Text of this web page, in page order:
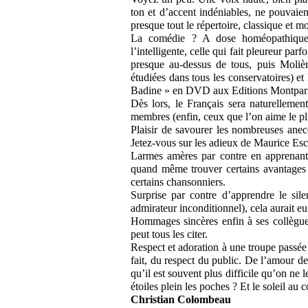
ton et d’accent indéniables, ne
presque tout le répertoire, classique et
La comédie ? A dose
l’intelligente, celle qui fait pleureur
presque au-dessus de tous, puis
étudiées dans tous les conservatoires)
Badine » en DVD aux Editions
Dès lors, le Français sera
membres (enfin, ceux que l’on aime le
Plaisir de savourer les nombreuses
Jetez-vous sur les adieux de Maurice
Larmes amères par contre en
quand même trouver certains
certains chansonniers.
Surprise par contre d’apprendre le
admirateur inconditionnel), cela aurait
Hommages sincères enfin à ses
peut tous les citer.
Respect et adoration à une troupe
fait, du respect du public. De l’amour
qu’il est souvent plus difficile qu’on ne
étoiles plein les poches ? Et le soleil
Christian Colombeau